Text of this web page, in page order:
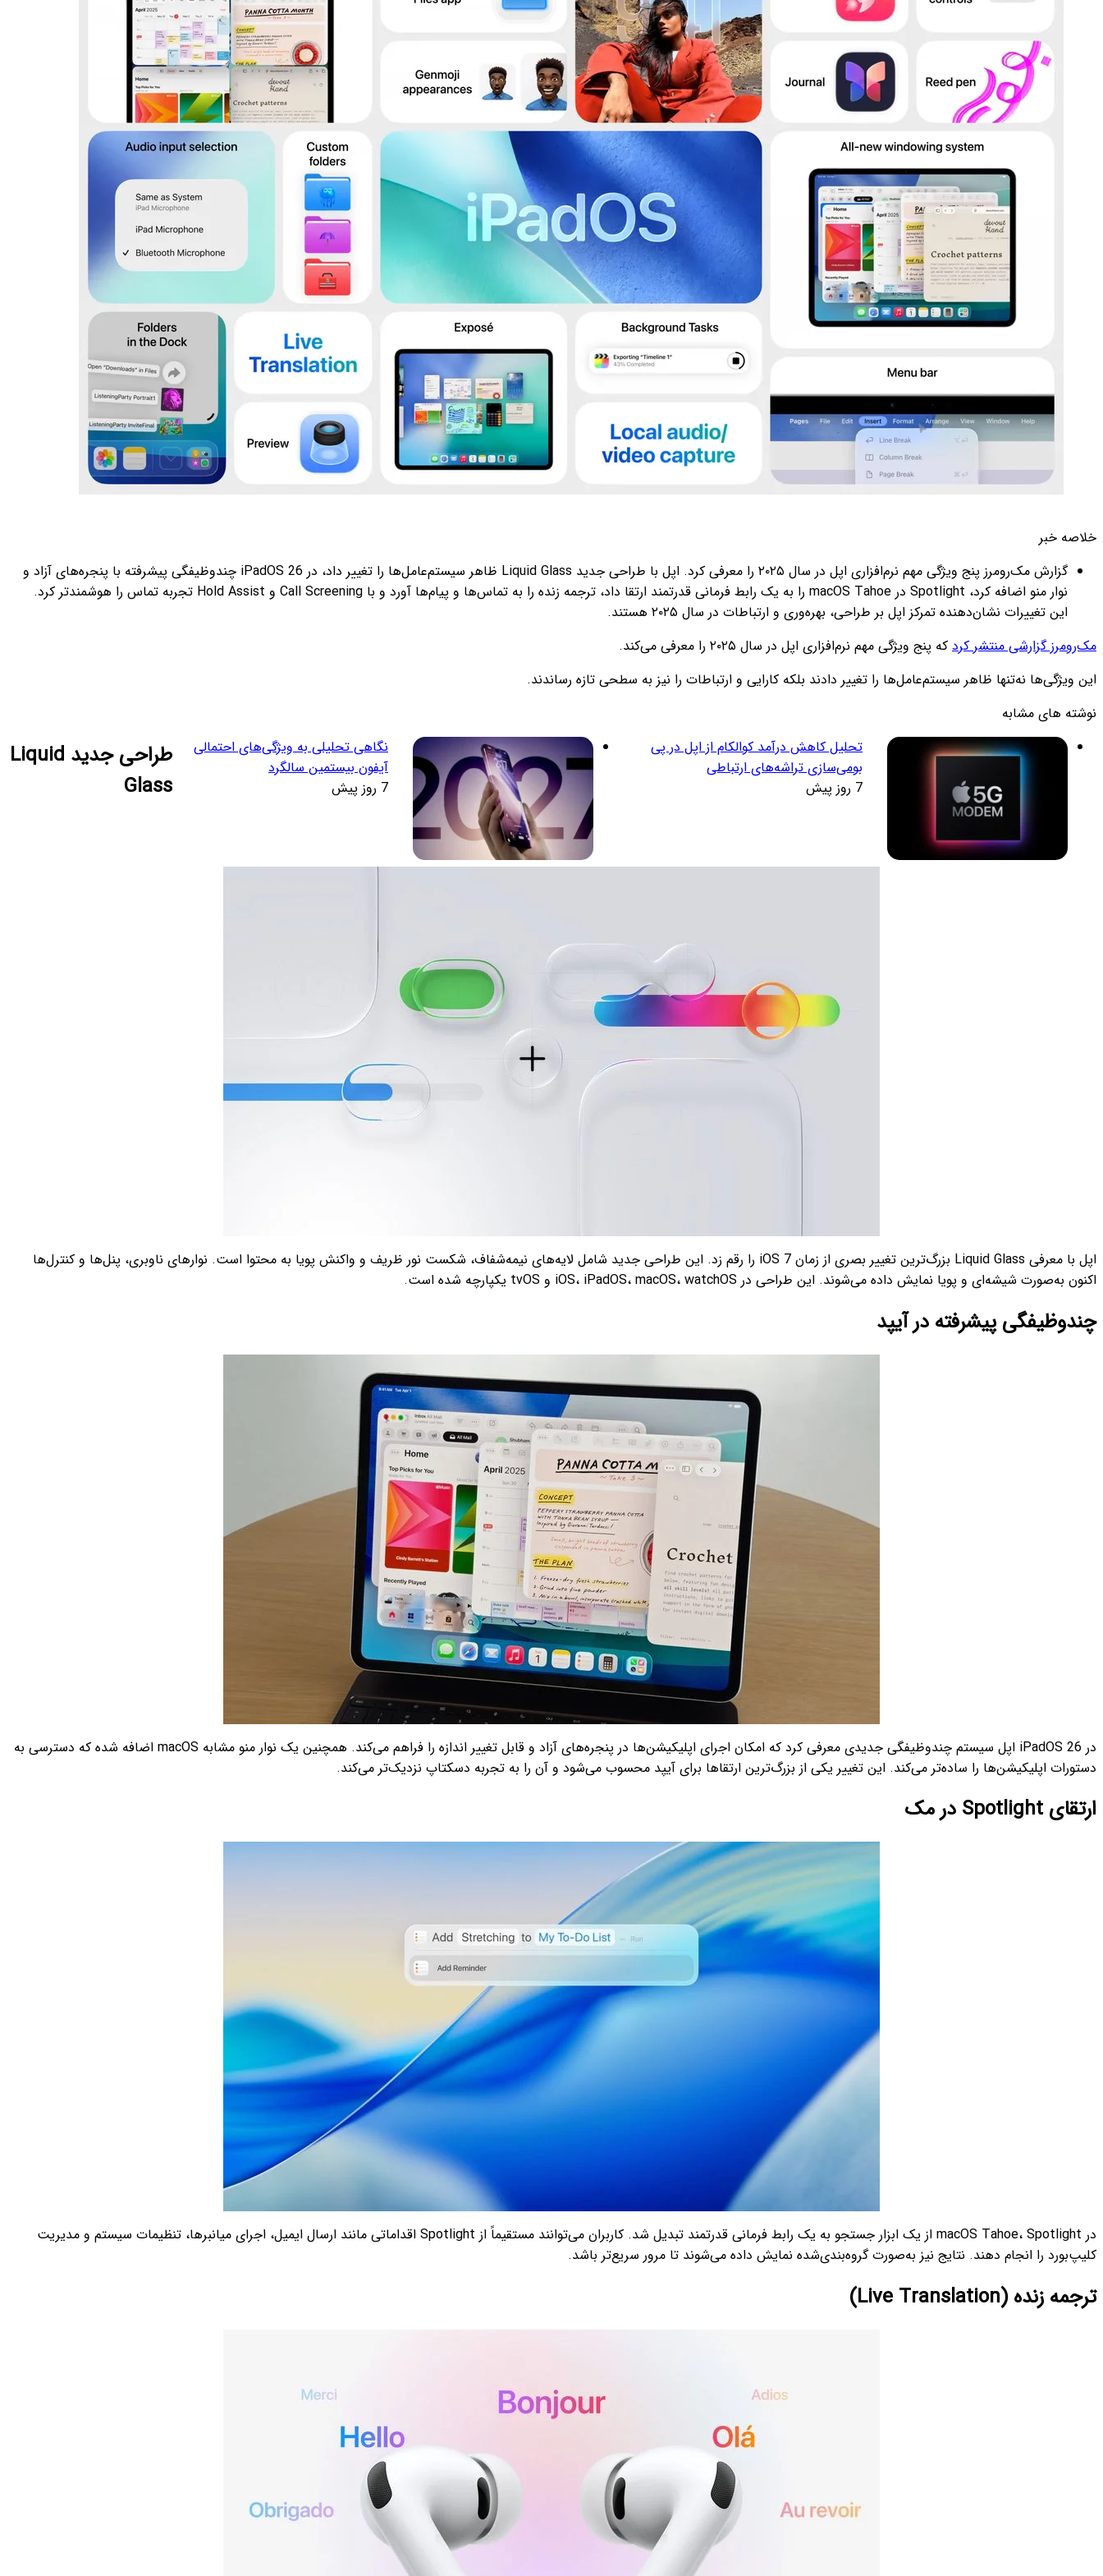
خلاصه خبر
گزارش مک‌رومرز پنج ویژگی مهم نرم‌افزاری اپل در سال ۲۰۲۵ را معرفی کرد. اپل با طراحی جدید Liquid Glass ظاهر سیستم‌عامل‌ها را تغییر داد، در iPadOS 26 چندوظیفگی پیشرفته با پنجره‌های آزاد و
نوار منو اضافه کرد، Spotlight در macOS Tahoe را به یک رابط فرمانی قدرتمند ارتقا داد، ترجمه زنده را به تماس‌ها و پیام‌ها آورد و با Call Screening و Hold Assist تجربه تماس را هوشمندتر کرد.
این تغییرات نشان‌دهنده تمرکز اپل بر طراحی، بهره‌وری و ارتباطات در سال ۲۰۲۵ هستند.
مک‌رومرز گزارشی منتشر کرد که پنج ویژگی مهم نرم‌افزاری اپل در سال ۲۰۲۵ را معرفی می‌کند.
این ویژگی‌ها نه‌تنها ظاهر سیستم‌عامل‌ها را تغییر دادند بلکه کارایی و ارتباطات را نیز به سطحی تازه رساندند.
نوشته های مشابه
تحلیل کاهش درآمد کوالکام از اپل در پی
بومی‌سازی تراشه‌های ارتباطی
7 روز پیش
نگاهی تحلیلی به ویژگی‌های احتمالی
آیفون بیستمین سالگرد
7 روز پیش
طراحی جدید Liquid
Glass
اپل با معرفی Liquid Glass بزرگ‌ترین تغییر بصری از زمان iOS 7 را رقم زد. این طراحی جدید شامل لایه‌های نیمه‌شفاف، شکست نور ظریف و واکنش پویا به محتوا است. نوارهای ناوبری، پنل‌ها و کنترل‌ها
اکنون به‌صورت شیشه‌ای و پویا نمایش داده می‌شوند. این طراحی در iOS، iPadOS، macOS، watchOS و tvOS یکپارچه شده است.
چندوظیفگی پیشرفته در آیپد
در iPadOS 26 اپل سیستم چندوظیفگی جدیدی معرفی کرد که امکان اجرای اپلیکیشن‌ها در پنجره‌های آزاد و قابل تغییر اندازه را فراهم می‌کند. همچنین یک نوار منو مشابه macOS اضافه شده که دسترسی به
دستورات اپلیکیشن‌ها را ساده‌تر می‌کند. این تغییر یکی از بزرگ‌ترین ارتقاها برای آیپد محسوب می‌شود و آن را به تجربه دسکتاپ نزدیک‌تر می‌کند.
ارتقای Spotlight در مک
در macOS Tahoe، Spotlight از یک ابزار جستجو به یک رابط فرمانی قدرتمند تبدیل شد. کاربران می‌توانند مستقیماً از Spotlight اقداماتی مانند ارسال ایمیل، اجرای میانبرها، تنظیمات سیستم و مدیریت
کلیپ‌بورد را انجام دهند. نتایج نیز به‌صورت گروه‌بندی‌شده نمایش داده می‌شوند تا مرور سریع‌تر باشد.
ترجمه زنده (Live Translation)